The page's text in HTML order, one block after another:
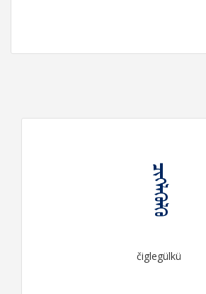
ᠴᠢᠭᠯᠡᠭᠦᠯᠬᠦ
čiglegülkü